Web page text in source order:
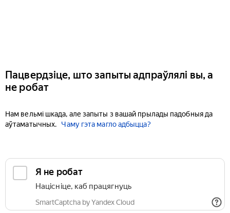
Пацвердзіце, што запыты адпраўлялі вы, а
не робат
Нам вельмі шкада, але запыты з вашай прылады падобныя да
аўтаматычных.
Чаму гэта магло адбыцца?
Я не робат
Націсніце, каб працягнуць
SmartCaptcha by Yandex Cloud